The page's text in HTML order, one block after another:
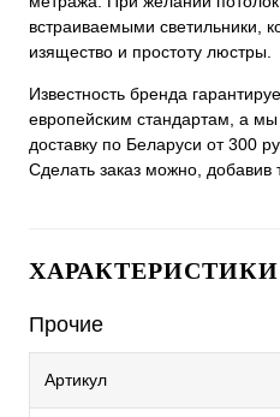
встраиваемыми светильники,
изящество и простоту люстры.
Известность бренда
европейским стандартам, а
доставку по Беларуси от 300
Сделать заказ можно, добавив
Прочие
Артикул